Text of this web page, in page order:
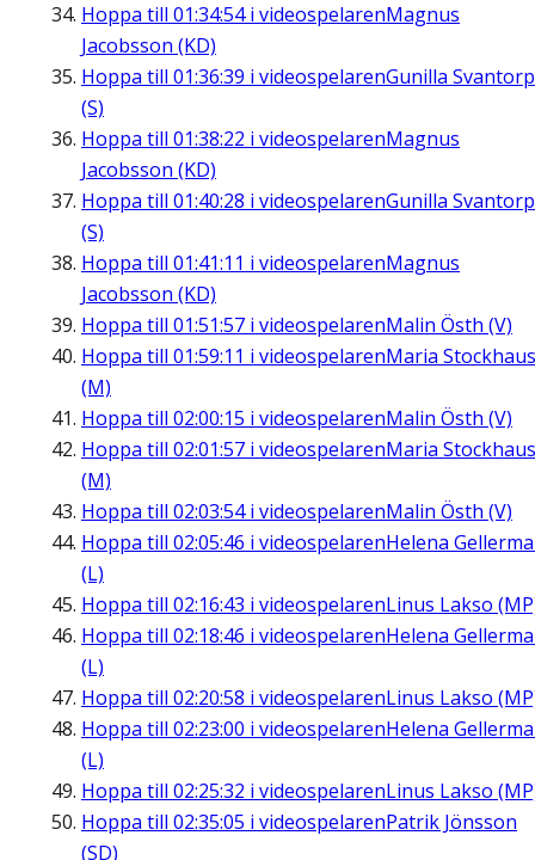
Hoppa till 01:34:54i videospelarenMagnus
Jacobsson (KD)
Hoppa till 01:36:39 i videospelarenGunilla Svantorp
(S)
Hoppa till 01:38:22 i videospelarenMagnus
Jacobsson (KD)
Hoppa till 01:40:28 i videospelarenGunilla Svantorp
(S)
Hoppa till 01:41:11 i videospelarenMagnus
Jacobsson (KD)
Hoppa till 01:51:57 i videospelarenMalin Östh (V)
Hoppa till 01:59:11 i videospelarenMaria Stockhaus
(M)
Hoppa till 02:00:15 i videospelarenMalin Östh (V)
Hoppa till 02:01:57 i videospelarenMaria Stockhaus
(M)
Hoppa till 02:03:54i videospelarenMalin Östh (V)
Hoppa till 02:05:46 i videospelarenHelena
(L)
Hoppa till 02:16:43 i videospelarenLinus Lakso
Hoppa till 02:18:46 i videospelarenHelena
(L)
Hoppa till 02:20:58 i videospelarenLinus Lakso
Hoppa till 02:23:00 i videospelarenHelena
(L)
Hoppa till 02:25:32 i videospelarenLinus Lakso
Hoppa till 02:35:05 i videospelarenPatrik Jönsson
(SD)